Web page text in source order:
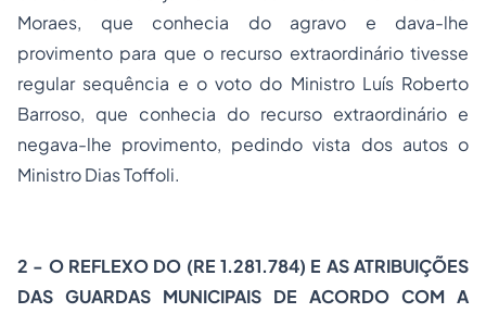
Moraes, que conhecia do agravo e dava-lhe
provimento para que o recurso extraordinário tivesse
regular sequência e o voto do Ministro Luís Roberto
Barroso, que conhecia do recurso extraordinário e
negava-lhe provimento, pedindo vista dos autos o
Ministro Dias Toffoli.
2 - O REFLEXO DO (RE 1.281.784) E AS ATRIBUIÇÕES
DAS GUARDAS MUNICIPAIS DE ACORDO COM A